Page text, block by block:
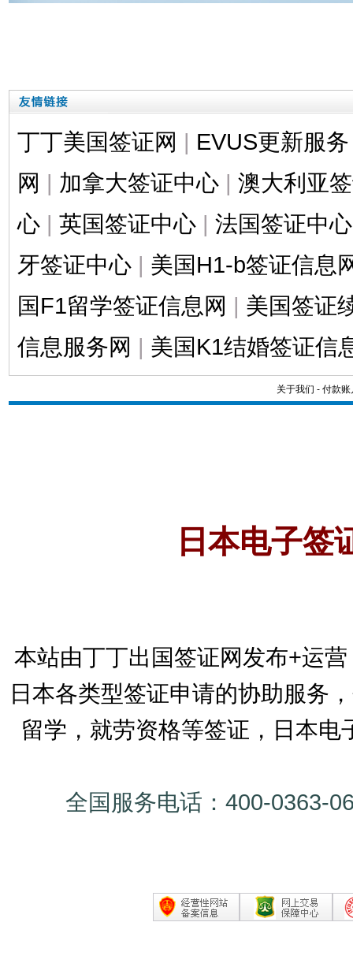
丁丁美国签证网 | EVUS更新服务
网 | 加拿大签证中心 | 澳大利亚
心 | 英国签证中心 | 法国签证中心
牙签证中心 | 美国H1-b签证信息
国F1留学签证信息网 | 美国签证
信息服务网 | 美国K1结婚签证信
关于我们 - 付款账
日本电子签
本站由丁丁出国签证网发布+运
日本各类型签证申请的协助服务
留学，就劳资格等签证，日本
全国服务电话：400-0363-